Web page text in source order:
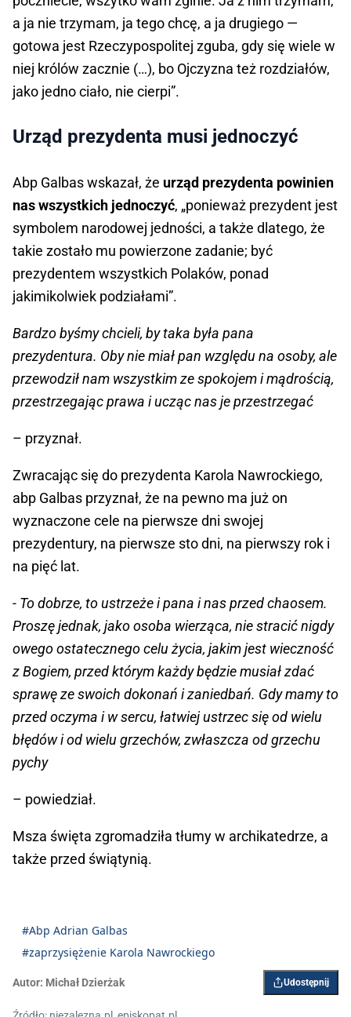
a ja nie trzymam, ja tego chcę, a ja drugiego —
gotowa jest Rzeczypospolitej zguba, gdy się wiele w
niej królów zacznie (…), bo Ojczyzna też rozdziałów,
jako jedno ciało, nie cierpi”.
Urząd prezydenta musi jednoczyć
Abp Galbas wskazał, że urząd prezydenta powinien
nas wszystkich jednoczyć, „ponieważ prezydent jest
symbolem narodowej jedności, a także dlatego, że
takie zostało mu powierzone zadanie; być
prezydentem wszystkich Polaków, ponad
jakimikolwiek podziałami”.
Bardzo byśmy chcieli, by taka była pana
prezydentura. Oby nie miał pan względu na osoby, ale
przewodził nam wszystkim ze spokojem i mądrością,
przestrzegając prawa i ucząc nas je przestrzegać
– przyznał.
Zwracając się do prezydenta Karola Nawrockiego,
abp Galbas przyznał, że na pewno ma już on
wyznaczone cele na pierwsze dni swojej
prezydentury, na pierwsze sto dni, na pierwszy rok i
na pięć lat.
- To dobrze, to ustrzeże i pana i nas przed chaosem.
Proszę jednak, jako osoba wierząca, nie stracić nigdy
owego ostatecznego celu życia, jakim jest wieczność
z Bogiem, przed którym każdy będzie musiał zdać
sprawę ze swoich dokonań i zaniedbań. Gdy mamy to
przed oczyma i w sercu, łatwiej ustrzec się od wielu
błędów i od wielu grzechów, zwłaszcza od grzechu
pychy
– powiedział.
Msza święta zgromadziła tłumy w archikatedrze, a
także przed świątynią.
#Abp Adrian Galbas
#zaprzysiężenie Karola Nawrockiego
Autor: Michał Dzierżak Udostępnij